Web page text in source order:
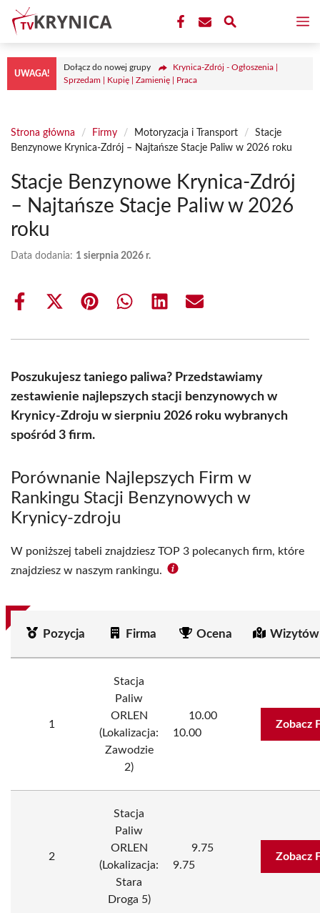
Przejdź
treści
UWAGA!
Dołącz do nowej grupy
Krynica-Zdrój - Ogłoszenia |
Sprzedam | Kupię | Zamienię | Praca
Strona główna / Firmy / Motoryzacja i Transport /
Stacje
Benzynowe Krynica-Zdrój – Najtańsze Stacje Paliw w 2026 roku
Stacje Benzynowe Krynica-Zdrój
– Najtańsze Stacje Paliw w 2026
roku
Data dodania: 1 sierpnia 2026 r.
Share
Share
(Twitter)
Share Share Share Share
Poszukujesz taniego paliwa? Przedstawiamy
zestawienie najlepszych stacji benzynowych w
Krynicy-Zdroju w sierpniu 2026 roku wybranych
spośród 3 firm.
Porównanie Najlepszych Firm w
Rankingu Stacji Benzynowych w
Krynicy-zdroju
W poniższej tabeli znajdziesz TOP 3 polecanych firm, które
znajdziesz w naszym rankingu.
Pozycja Firma Ocena
1
Stacja
Paliw
ORLEN
(Lokalizacja:
Zawodzie
2)
10.00
10.00
Zobacz
2
Stacja
Paliw
ORLEN
(Lokalizacja:
Stara
Droga 5)
9.75
9.75
Zobacz